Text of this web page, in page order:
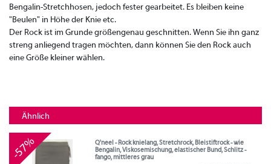
Bengalin-Stretchhosen, jedoch fester gearbeitet. Es bleiben keine
"Beulen" in Höhe der Knie etc.
Der Rock ist im Grunde größengenau geschnitten. Wenn Sie ihn ganz
streng anliegend tragen möchten, dann können Sie den Rock auch
eine Größe kleiner wählen.
Ähnlich
-57%
Q'neel - Rock knielang, Stretchrock, Bleistiftrock - wie
Bengalin, Viskosemischung, elastischer Bund, Schlitz -
fango, mittleres grau